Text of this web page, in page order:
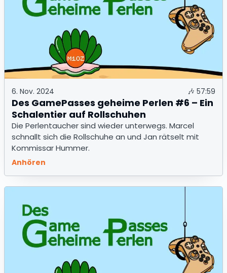
6. Nov. 2024 🎶 57:59
Des GamePasses geheime Perlen #6 – Ein
Schalentier auf Rollschuhen
Die Perlentaucher sind wieder unterwegs. Marcel
schnallt sich die Rollschuhe an und Jan rätselt mit
Kommissar Hummer.
Anhören